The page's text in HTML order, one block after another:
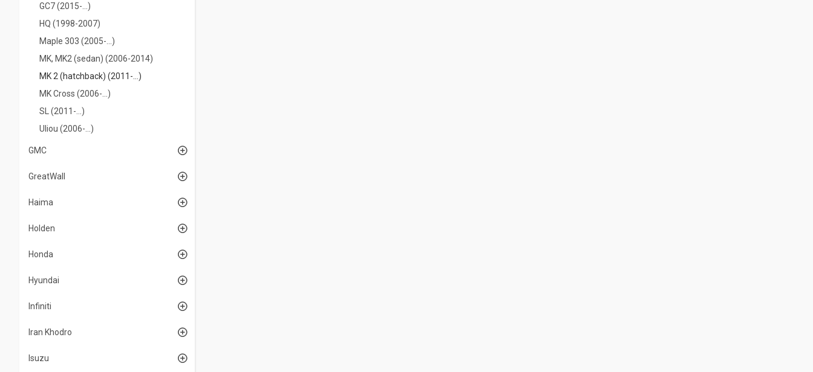
GC7 (2015-...)
HQ (1998-2007)
Maple 303 (2005-...)
MK, MK2 (sedan) (2006-2014)
MK 2 (hatchback) (2011-…)
MK Cross (2006-…)
SL (2011-...)
Uliou (2006-...)
GMC
GreatWall
Haima
Holden
Honda
Hyundai
Infiniti
Iran Khodro
Isuzu